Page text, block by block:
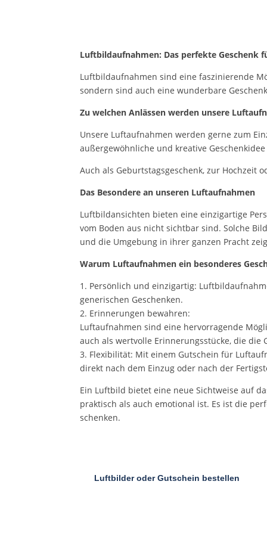
Luftbildaufnahmen: Das perfekte Geschenk
Luftbildaufnahmen sind eine faszinierende
sondern sind auch eine wunderbare
Zu welchen Anlässen werden unsere
Unsere Luftaufnahmen werden gerne zum
außergewöhnliche und kreative
Auch als Geburtstagsgeschenk, zur
Das Besondere an unseren Luftaufnahmen
Luftbildansichten bieten eine einzigartige
vom Boden aus nicht sichtbar sind. Solche
und die Umgebung in ihrer ganzen Pracht
Warum Luftaufnahmen ein besonderes
1. Persönlich und einzigartig:
generischen Geschenken.
2. Erinnerungen bewahren:
Luftaufnahmen sind eine hervorragende
auch als wertvolle Erinnerungsstücke, die die
3. Flexibilität: Mit einem Gutschein für
direkt nach dem Einzug oder nach der
Ein Luftbild bietet eine neue Sichtweise auf
praktisch als auch emotional ist. Es ist die
schenken.
Luftbilder oder Gutschein bestellen